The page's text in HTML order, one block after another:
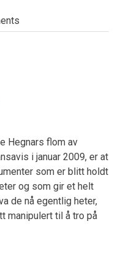
Hegnars flom av
i januar 2009, er at
som er blitt holdt
og som gir et helt
de nå egentlig heter,
manipulert til å tro på